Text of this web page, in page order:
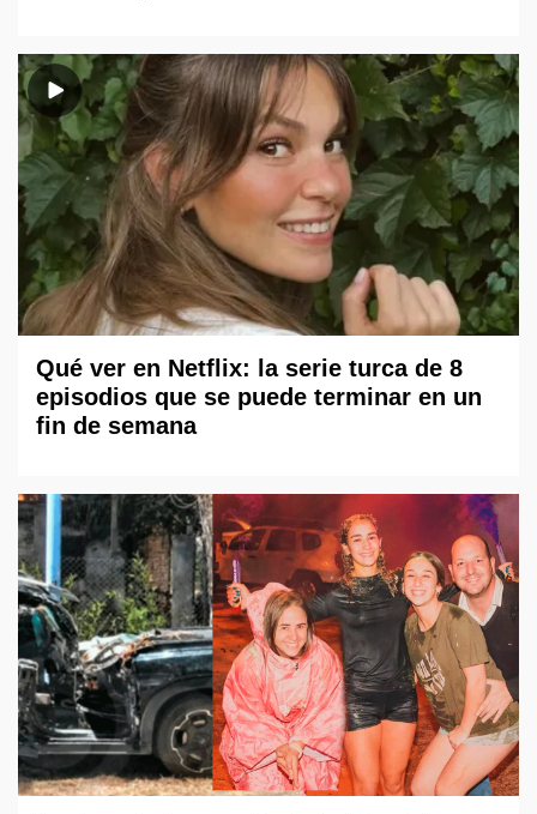
Qué ver en Netflix: la serie turca de 8
episodios que se puede terminar en un
fin de semana